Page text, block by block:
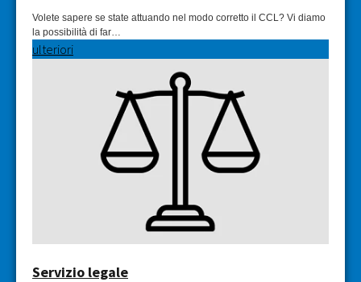
Volete sapere se state attuando nel modo corretto il CCL? Vi diamo
la possibilità di far…
ulteriori
Servizio legale